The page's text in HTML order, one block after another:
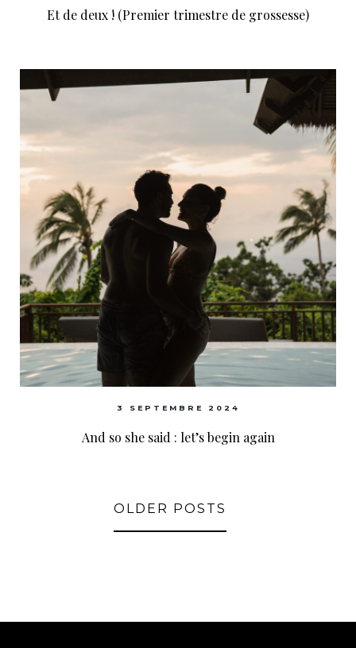
Et de deux ! (Premier trimestre de grossesse)
3 SEPTEMBRE 2024
And so she said : let’s begin again
OLDER POSTS